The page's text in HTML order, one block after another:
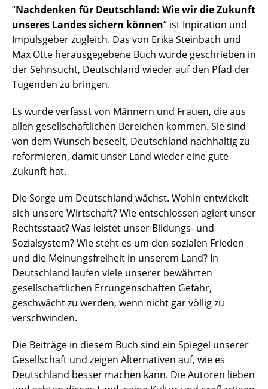
“Nachdenken für Deutschland: Wie wir die Zukunft
unseres Landes sichern können” ist Inpiration und
Impulsgeber zugleich. Das von Erika Steinbach und
Max Otte herausgegebene Buch wurde geschrieben in
der Sehnsucht, Deutschland wieder auf den Pfad der
Tugenden zu bringen.
Es wurde verfasst von Männern und Frauen, die aus
allen gesellschaftlichen Bereichen kommen. Sie sind
von dem Wunsch beseelt, Deutschland nachhaltig zu
reformieren, damit unser Land wieder eine gute
Zukunft hat.
Die Sorge um Deutschland wächst. Wohin entwickelt
sich unsere Wirtschaft? Wie entschlossen agiert unser
Rechtsstaat? Was leistet unser Bildungs- und
Sozialsystem? Wie steht es um den sozialen Frieden
und die Meinungsfreiheit in unserem Land? In
Deutschland laufen viele unserer bewährten
gesellschaftlichen Errungenschaften Gefahr,
geschwächt zu werden, wenn nicht gar völlig zu
verschwinden.
Die Beiträge in diesem Buch sind ein Spiegel unserer
Gesellschaft und zeigen Alternativen auf, wie es
Deutschland besser machen kann. Die Autoren lieben